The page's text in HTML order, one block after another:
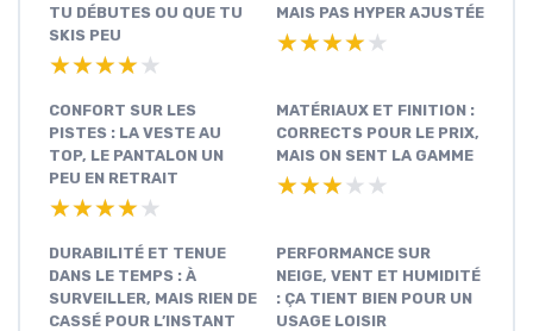
TU DÉBUTES OU QUE TU
SKIS PEU
★★★★★
★★★★★
MAIS PAS HYPER AJUSTÉE
★★★★★
★★★★★
CONFORT SUR LES
PISTES : LA VESTE AU
TOP, LE PANTALON UN
PEU EN RETRAIT
★★★★★
★★★★★
MATÉRIAUX ET FINITION :
CORRECTS POUR LE PRIX,
MAIS ON SENT LA GAMME
★★★★★
★★★★★
DURABILITÉ ET TENUE
DANS LE TEMPS : À
SURVEILLER, MAIS RIEN DE
CASSÉ POUR L’INSTANT
PERFORMANCE SUR
NEIGE, VENT ET HUMIDITÉ
: ÇA TIENT BIEN POUR UN
USAGE LOISIR